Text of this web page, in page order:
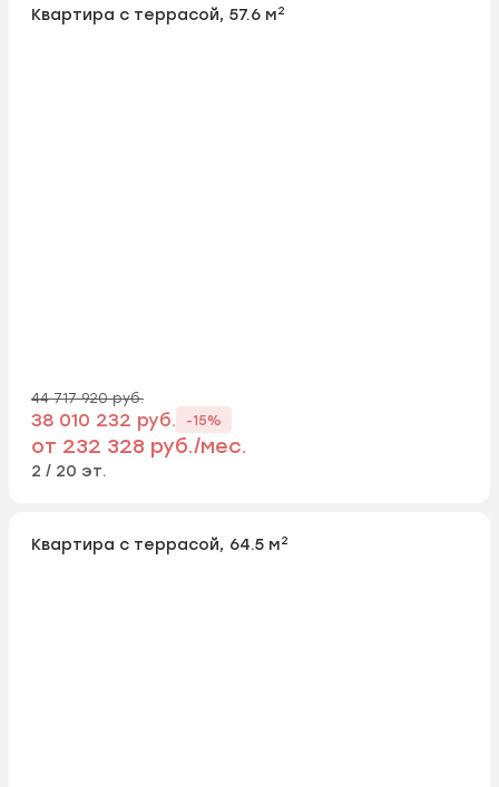
Квартира с террасой, 57.6 м2
44 717 920 руб.
38 010 232 руб. -15%
от 232 328 руб./мес.
2 / 20 эт.
Квартира с террасой, 64.5 м2